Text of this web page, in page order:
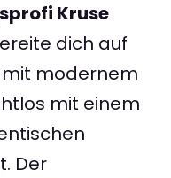
Kruse
dich auf
modernem
mit einem
Der